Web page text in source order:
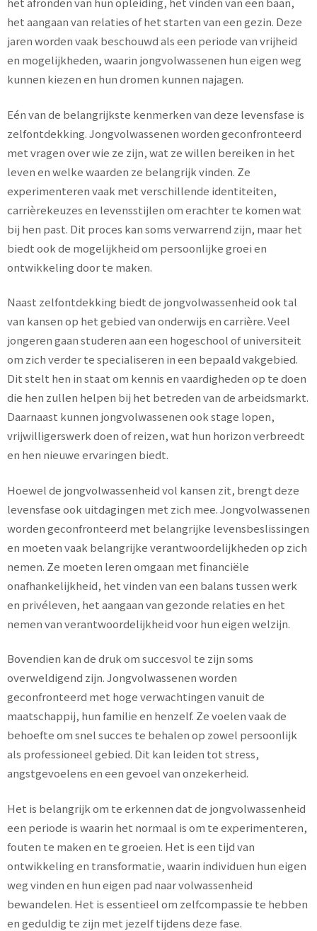
het aangaan van relaties of het starten van een gezin. Deze
jaren worden vaak beschouwd als een periode van vrijheid
en mogelijkheden, waarin jongvolwassenen hun eigen weg
kunnen kiezen en hun dromen kunnen najagen.
Eén van de belangrijkste kenmerken van deze levensfase is
zelfontdekking. Jongvolwassenen worden geconfronteerd
met vragen over wie ze zijn, wat ze willen bereiken in het
leven en welke waarden ze belangrijk vinden. Ze
experimenteren vaak met verschillende identiteiten,
carrièrekeuzes en levensstijlen om erachter te komen wat
bij hen past. Dit proces kan soms verwarrend zijn, maar het
biedt ook de mogelijkheid om persoonlijke groei en
ontwikkeling door te maken.
Naast zelfontdekking biedt de jongvolwassenheid ook tal
van kansen op het gebied van onderwijs en carrière. Veel
jongeren gaan studeren aan een hogeschool of universiteit
om zich verder te specialiseren in een bepaald vakgebied.
Dit stelt hen in staat om kennis en vaardigheden op te doen
die hen zullen helpen bij het betreden van de arbeidsmarkt.
Daarnaast kunnen jongvolwassenen ook stage lopen,
vrijwilligerswerk doen of reizen, wat hun horizon verbreedt
en hen nieuwe ervaringen biedt.
Hoewel de jongvolwassenheid vol kansen zit, brengt deze
levensfase ook uitdagingen met zich mee. Jongvolwassenen
worden geconfronteerd met belangrijke levensbeslissingen
en moeten vaak belangrijke verantwoordelijkheden op zich
nemen. Ze moeten leren omgaan met financiële
onafhankelijkheid, het vinden van een balans tussen werk
en privéleven, het aangaan van gezonde relaties en het
nemen van verantwoordelijkheid voor hun eigen welzijn.
Bovendien kan de druk om succesvol te zijn soms
overweldigend zijn. Jongvolwassenen worden
geconfronteerd met hoge verwachtingen vanuit de
maatschappij, hun familie en henzelf. Ze voelen vaak de
behoefte om snel succes te behalen op zowel persoonlijk
als professioneel gebied. Dit kan leiden tot stress,
angstgevoelens en een gevoel van onzekerheid.
Het is belangrijk om te erkennen dat de jongvolwassenheid
een periode is waarin het normaal is om te experimenteren,
fouten te maken en te groeien. Het is een tijd van
ontwikkeling en transformatie, waarin individuen hun eigen
weg vinden en hun eigen pad naar volwassenheid
bewandelen. Het is essentieel om zelfcompassie te hebben
en geduldig te zijn met jezelf tijdens deze fase.